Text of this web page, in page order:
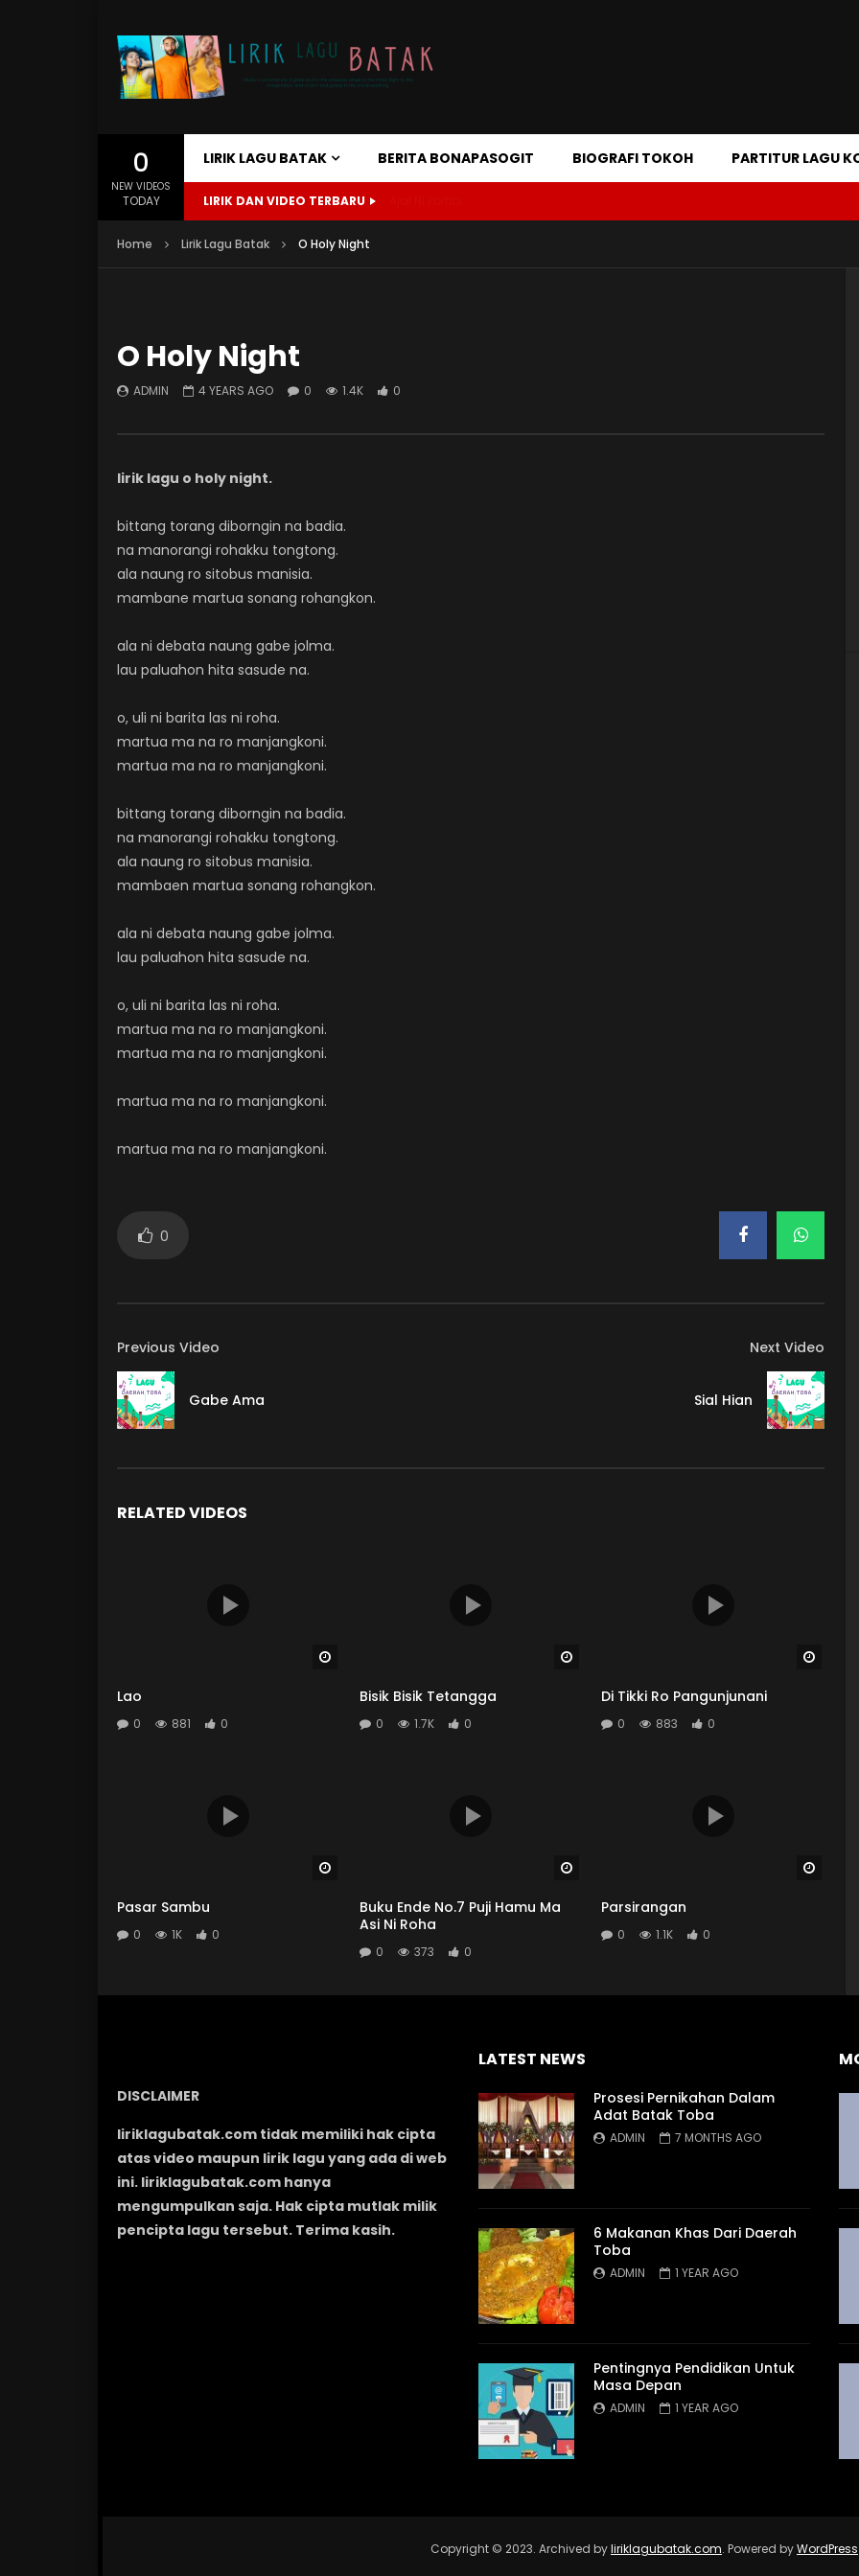
0
NEW VIDEOS
TODAY
LIRIK LAGU BATAK BERITA BONAPASOGIT BIOGRAFI TOKOH PARTITUR LAGU
LIRIK DAN VIDEO TERBARU
Home Lirik Lagu Batak O Holy Night
O Holy Night
ADMIN 4 YEARS AGO 0 1.4K 0
lirik lagu o holy night.
bittang torang diborngin na badia.
na manorangi rohakku tongtong.
ala naung ro sitobus manisia.
mambane martua sonang rohangkon.
ala ni debata naung gabe jolma.
lau paluahon hita sasude na.
o, uli ni barita las ni roha.
martua ma na ro manjangkoni.
martua ma na ro manjangkoni.
bittang torang diborngin na badia.
na manorangi rohakku tongtong.
ala naung ro sitobus manisia.
mambaen martua sonang rohangkon.
ala ni debata naung gabe jolma.
lau paluahon hita sasude na.
o, uli ni barita las ni roha.
martua ma na ro manjangkoni.
martua ma na ro manjangkoni.
martua ma na ro manjangkoni.
martua ma na ro manjangkoni.
0
Previous Video
Gabe Ama
Next Video
Sial Hian
RELATED VIDEOS
Lao
0 881 0
Bisik Bisik Tetangga
0 1.7K 0
Di Tikki Ro Pangunjunani
0 883 0
Pasar Sambu
0 1K 0
Buku Ende No.7 Puji Hamu Ma
Asi Ni Roha
0 373 0
Parsirangan
0 1.1K 0
DISCLAIMER
liriklagubatak.com tidak memiliki hak cipta
atas video maupun lirik lagu yang ada di web
ini. liriklagubatak.com hanya
mengumpulkan saja. Hak cipta mutlak milik
pencipta lagu tersebut. Terima kasih.
LATEST NEWS
Prosesi Pernikahan Dalam
Adat Batak Toba
ADMIN 7 MONTHS AGO
6 Makanan Khas Dari Daerah
Toba
ADMIN 1 YEAR AGO
Pentingnya Pendidikan Untuk
Masa Depan
ADMIN 1 YEAR AGO
Copyright © 2023. Archived byliriklagubatak.com. Powered byWordPress